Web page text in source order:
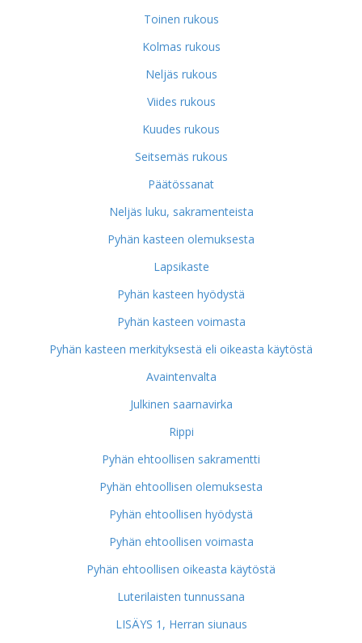
Toinen rukous
Kolmas rukous
Neljäs rukous
Viides rukous
Kuudes rukous
Seitsemäs rukous
Päätössanat
Neljäs luku, sakramenteista
Pyhän kasteen olemuksesta
Lapsikaste
Pyhän kasteen hyödystä
Pyhän kasteen voimasta
Pyhän kasteen merkityksestä eli oikeasta käytöstä
Avaintenvalta
Julkinen saarnavirka
Rippi
Pyhän ehtoollisen sakramentti
Pyhän ehtoollisen olemuksesta
Pyhän ehtoollisen hyödystä
Pyhän ehtoollisen voimasta
Pyhän ehtoollisen oikeasta käytöstä
Luterilaisten tunnussana
LISÄYS 1, Herran siunaus